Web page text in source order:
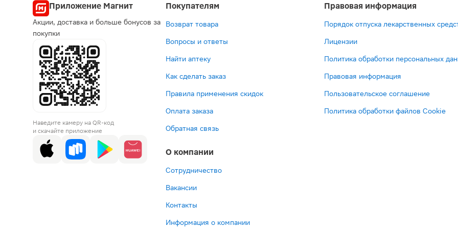
Приложение Магнит
Акции, доставка и больше бонусов за
покупки
Наведите камеру на QR-код
и скачайте приложение
Покупателям
Возврат товара
Вопросы и ответы
Найти аптеку
Как сделать заказ
Правила применения скидок
Оплата заказа
Обратная связь
О компании
Сотрудничество
Вакансии
Контакты
Информация о компании
Правовая информация
Порядок отпуска лекарственных
Лицензии
Политика обработки персональных
Правовая информация
Пользовательское соглашение
Политика обработки файлов Cookie